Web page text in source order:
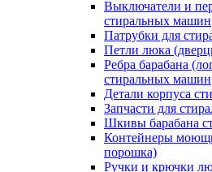
Выключатели и
стиральных машин
Патрубки для
Петли люка
Ребра барабана
стиральных машин
Детали корпуса
Запчасти для
Шкивы барабана
Контейнеры
порошка)
Ручки и крючки